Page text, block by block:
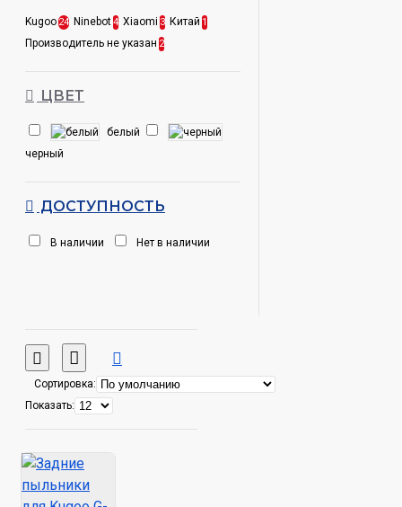
Kugoo24 Ninebot4 Xiaomi 3 Китай 1
Производитель не указан 2
ЦВЕТ
белый
черный
ДОСТУПНОСТЬ
В наличии Нет в наличии
Сортировка:
Показать: